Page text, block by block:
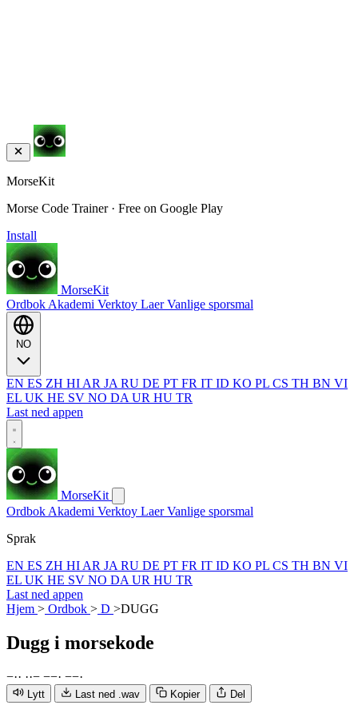
MorseKit
Morse Code Trainer · Free on Google Play
Install
MorseKit
Ordbok Akademi Verktoy LaerVanlige sporsmal
EN ES ZH HI AR JA RU DE PT FR IT ID KO PL CS TH BN VI
EL UK HE SV NO DA UR HU TR
Last ned appen
MorseKit
Ordbok Akademi Verktoy LaerVanlige sporsmal
Sprak
EN ES ZH HI AR JA RU DE PT FR IT ID KO PL CS TH BN VI
EL UK HE SV NO DA UR HU TR
Last ned appen
Hjem > Ordbok > D >DUGG
Dugg i morsekode
−·· ··− −−· −−·
Lytt Last ned .wav Kopier Del